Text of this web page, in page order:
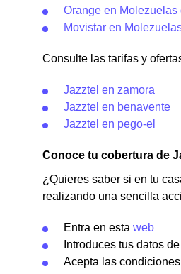
Orange en
Movistar en
Consulte las tarifas y
Jazztel en zamora
Jazztel en benavente
Jazztel en pego-el
Conoce tu cobertura de
¿Quieres saber si en tu
realizando una sencilla
Entra en esta web
Introduces tus datos
Acepta las